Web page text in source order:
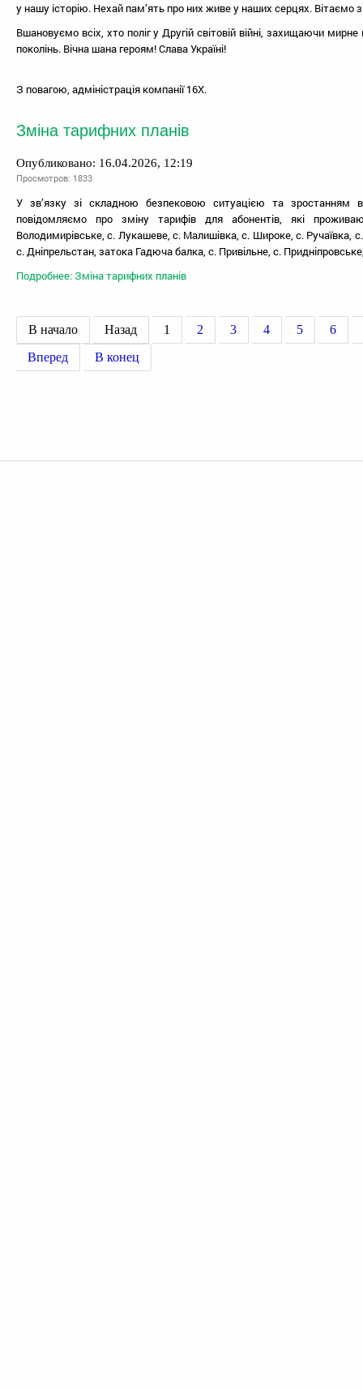
у нашу історію. Нехай пам’ять про них живе у наших серцях. Вітаємо
Вшановуємо всіх, хто поліг у Другій світовій війні, захищаючи
поколінь. Вічна шана героям! Слава Україні!
З повагою, адміністрація компанії 16X.
Зміна тарифних планів
Опубликовано: 16.04.2026, 12:19
Просмотров: 1833
У зв’язку зі складною безпековою ситуацією та зростанням
повідомляємо про зміну тарифів для абонентів, які
Володимирівське, с. Лукашеве, с. Малишівка, с. Широке, с. Ручаївка,
с. Дніпрельстан, затока Гадюча балка, с. Привільне, с.
Подробнее: Зміна тарифних планів
В начало Назад 1 2 3 4 5
6
Вперед
В конец